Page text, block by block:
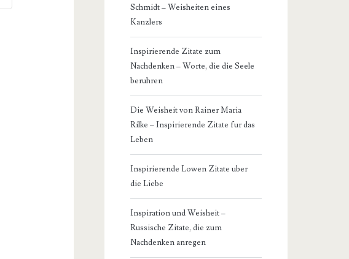
Schmidt – Weisheiten eines
Kanzlers
Inspirierende Zitate zum
Nachdenken – Worte, die die Seele
beruhren
Die Weisheit von Rainer Maria
Rilke – Inspirierende Zitate fur das
Leben
Inspirierende Lowen Zitate uber
die Liebe
Inspiration und Weisheit –
Russische Zitate, die zum
Nachdenken anregen